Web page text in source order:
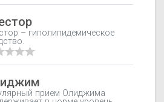
фосфолипиды;
артериальное давление.
– гиполипидемическое
прием Олиджима